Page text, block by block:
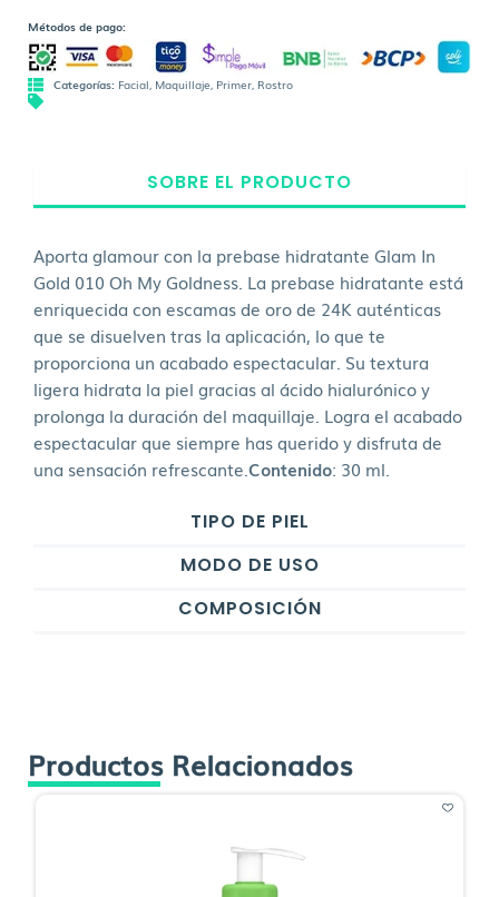
Métodos de pago:
Categorías: Facial, Maquillaje, Primer, Rostro
SOBRE EL PRODUCTO
TIPO DE PIEL
MODO DE USO
COMPOSICIÓN
Aporta glamour con la prebase hidratante Glam In
Gold 010 Oh My Goldness. La prebase hidratante está
enriquecida con escamas de oro de 24K auténticas
que se disuelven tras la aplicación, lo que te
proporciona un acabado espectacular. Su textura
ligera hidrata la piel gracias al ácido hialurónico y
prolonga la duración del maquillaje. Logra el acabado
espectacular que siempre has querido y disfruta de
una sensación refrescante. Contenido: 30 ml.
Productos Relacionados